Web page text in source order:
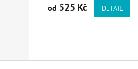
od 525 Kč DETAIL